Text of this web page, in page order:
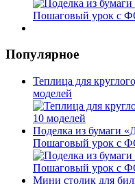
Популярное
Теплица для
моделей
Поделка из бумаги
Пошаговый урок с
Мини столик для